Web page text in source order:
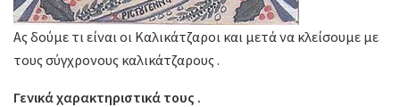
Ας δούμε τι είναι οι Καλικάτζαροι και μετά να κλείσουμε με
τους σύγχρονους καλικάτζαρους .
Γενικά χαρακτηριστικά τους .